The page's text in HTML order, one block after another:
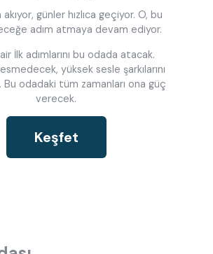
akıyor, günler hızlıca geçiyor. O, bu
adım atmaya devam ediyor.
İlk adımlarını bu odada atacak.
yüksek sesle şarkılarını
Bu odadaki tüm zamanları ona güç
verecek.
Keşfet